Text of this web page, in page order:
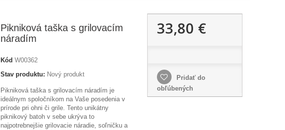
Pikniková taška s grilovacím
náradím
Kód W00362
Stav produktu: Nový produkt
Pikniková taška s grilovacím náradím je
ideálnym spoločníkom na Vaše posedenia v
prírode pri ohni či grile. Tento unikátny
piknikový batoh v sebe ukrýva to
najpotrebnejšie grilovacie náradie, soľničku a
33,80 €
Pridať do
obľúbených